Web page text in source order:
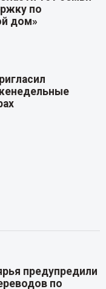
по
дом»
предупредили
по